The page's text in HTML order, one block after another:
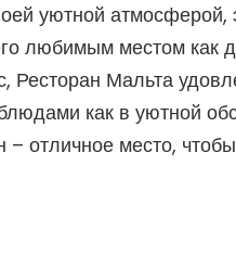
уютной атмосферой,
любимым местом как
Мальта
как в уютной
отличное место,